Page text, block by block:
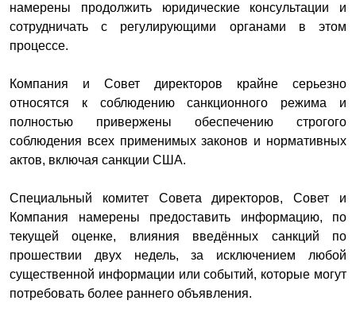
намерены продолжить юридические консультации и
сотрудничать с регулирующими органами в этом
процессе.
Компания и Совет директоров крайне серьезно
относятся к соблюдению санкционного режима и
полностью привержены обеспечению строгого
соблюдения всех применимых законов и нормативных
актов, включая санкции США.
Специальный комитет Совета директоров, Совет и
Компания намерены предоставить информацию, по
текущей оценке, влияния введённых санкций по
прошествии двух недель, за исключением любой
существенной информации или событий, которые могут
потребовать более раннего объявления.